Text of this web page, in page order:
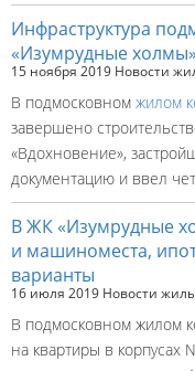
Инфраструктура
«Изумрудные
15 ноября 2019 Новости
В подмосковном жилом
завершено
«Вдохновение»,
документацию и ввел
В ЖК «Изумрудные
и машиноместа,
варианты
16 июля 2019 Новости
В подмосковном жилом
на квартиры в